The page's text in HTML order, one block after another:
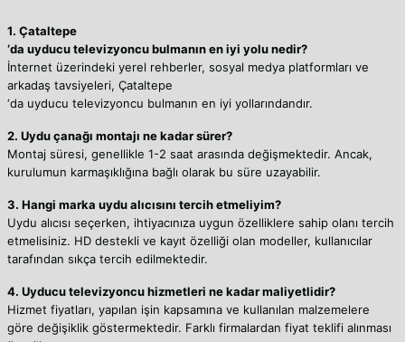
1. Çataltepe
‘da uyducu televizyoncu bulmanın en iyi yolu nedir?
İnternet üzerindeki yerel rehberler, sosyal medya platformları ve
arkadaş tavsiyeleri, Çataltepe
‘da uyducu televizyoncu bulmanın en iyi yollarındandır.
2. Uydu çanağı montajı ne kadar sürer?
Montaj süresi, genellikle 1-2 saat arasında değişmektedir. Ancak,
kurulumun karmaşıklığına bağlı olarak bu süre uzayabilir.
3. Hangi marka uydu alıcısını tercih etmeliyim?
Uydu alıcısı seçerken, ihtiyacınıza uygun özelliklere sahip olanı tercih
etmelisiniz. HD destekli ve kayıt özelliği olan modeller, kullanıcılar
tarafından sıkça tercih edilmektedir.
4. Uyducu televizyoncu hizmetleri ne kadar maliyetlidir?
Hizmet fiyatları, yapılan işin kapsamına ve kullanılan malzemelere
göre değişiklik göstermektedir. Farklı firmalardan fiyat teklifi alınması